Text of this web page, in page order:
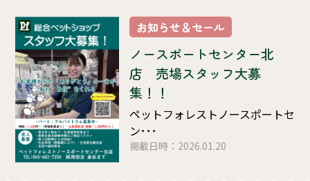
お知らせ＆セール
ノースポートセンター北
店 売場スタッフ大募
集！！
ペットフォレストノースポートセ
ン･･･
掲載日時：2026.01.20